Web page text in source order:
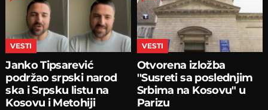
VESTI
Janko Tipsarević
podržao srpski narod
ska i Srpsku listu na
Kosovu i Metohiji
VESTI
Otvorena izložba
''Susreti sa poslednjim
Srbima na Kosovu" u
Parizu